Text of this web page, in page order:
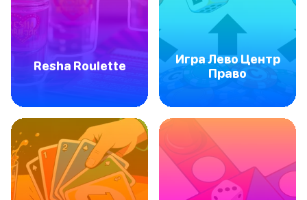
Resha Roulette
Игра Лево Центр
Право